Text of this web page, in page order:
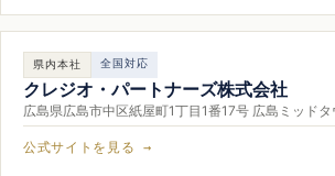
県内本社 全国対応
クレジオ・パートナーズ株式会社
広島県広島市中区紙屋町1丁目1番17号 広島ミッド
公式サイトを見る →